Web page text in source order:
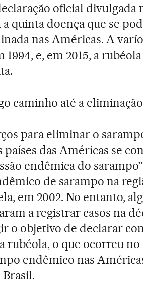
oficial divulgada
a quinta doença que se
nas Américas. A
1994, e, em 2015, a
caminho até a
para eliminar o
países das Américas se
endêmica do
de sarampo na
em 2002. No entanto,
a registrar casos na
o objetivo de declarar
rubéola, o que ocorreu
endêmico nas
Brasil.